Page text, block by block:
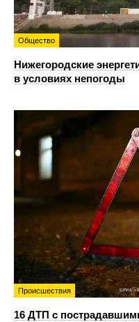
Общество
Нижегородские
в условиях непогоды
Происшествия
16 ДТП с